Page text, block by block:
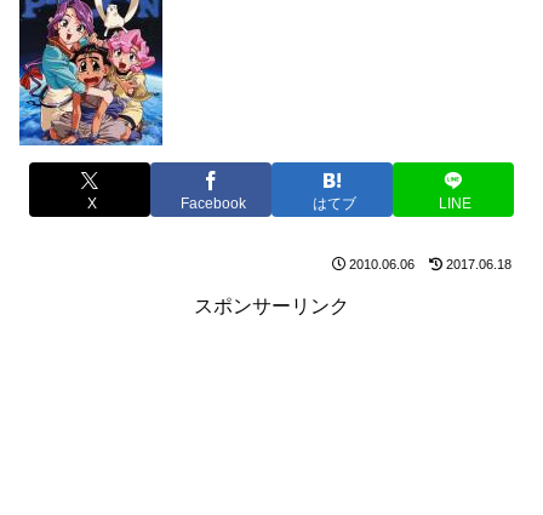
X Facebook はてブ LINE
2010.06.06 2017.06.18
スポンサーリンク